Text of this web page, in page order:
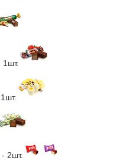
1шт.
2шт.